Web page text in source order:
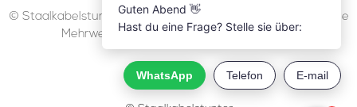
© Staalkabelstunter | 2026 | Alle Preise sind in Euro inklusive
Mehrwertsteuer und ohne Versandkosten.